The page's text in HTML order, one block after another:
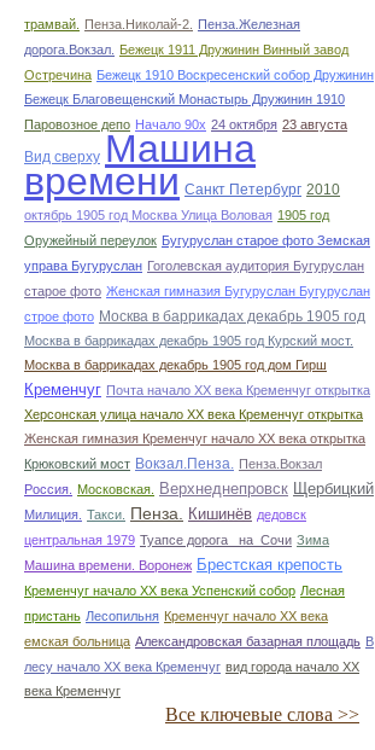
трамвай. Пенза.Николай-2.
Пенза.Железная
дорога.Вокзал.
Бежецк 1911 Дружинин Винный завод
Остречина Бежецк 1910 Воскресенский собор Дружинин
Бежецк Благовещенский Монастырь Дружинин 1910
Паровозное депо Начало 90х 24 октября 23 августа
Вид сверху Машина
времени Санкт Петербург 2010
октябрь 1905 год Москва Улица Воловая 1905 год
Оружейный переулок Бугуруслан старое фото Земская
управа Бугуруслан Гоголевская аудитория Бугуруслан
старое фото Женская гимназия Бугуруслан Бугуруслан
строе фото Москва в баррикадах декабрь 1905 год
Москва в баррикадах декабрь 1905 год Курский мост.
Москва в баррикадах декабрь 1905 год дом Гирш
Кременчуг Почта начало ХХ века Кременчуг открытка
Херсонская улица начало ХХ века Кременчуг открытка
Женская гимназия Кременчуг начало ХХ века открытка
Крюковский мост Вокзал.Пенза. Пенза.Вокзал
Россия.
Московская. Верхнеднепровск Щербицкий
Милиция. Такси. Пенза. Кишинёв дедовск
центральная 1979 Туапсе дорога _на_Сочи Зима
Машина времени. Воронеж Брестская крепость
Кременчуг начало ХХ века Успенский собор Лесная
пристань Лесопильня Кременчуг начало ХХ века
емская больница Александровская базарная площадь В
лесу начало ХХ века Кременчуг вид города начало ХХ
века Кременчуг
Все ключевые слова >>